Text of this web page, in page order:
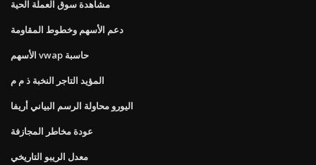
مشاهدة سوق العملة الحية
دعم الأسهم وخطوط المقاومة
الأسهم vwap حاسبة
المؤيد التاجر النخبة ذ م م
اليورو محاولة الرسم البياني أريفا
عودة مخاطر المجازفة
معدل الريبو التاريخي